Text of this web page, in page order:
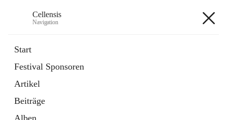
Cellensis
Navigation
Start
Festival Sponsoren
Artikel
Beiträge
Alben
Festival Sponsoren